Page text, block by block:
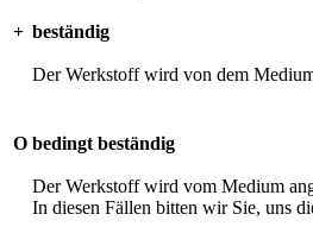
+ beständig
Der Werkstoff wird von dem
O bedingt beständig
Der Werkstoff wird vom Medium
In diesen Fällen bitten wir Sie, uns